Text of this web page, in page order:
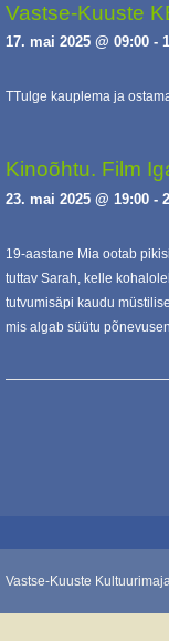
Vastse-Kuuste
17. mai 2025 @ 09:00 -
TTulge kauplema ja
Kinoõhtu. Film
23. mai 2025 @ 19:00 -
19-aastane Mia ootab
tuttav Sarah, kelle
tutvumisäpi kaudu
mis algab süütu
s
Vastse-Kuuste